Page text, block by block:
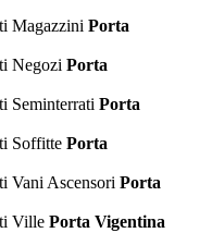
Magazzini Porta
Negozi Porta
Seminterrati Porta
SoffittePorta
Vani Ascensori Porta
VillePorta Vigentina